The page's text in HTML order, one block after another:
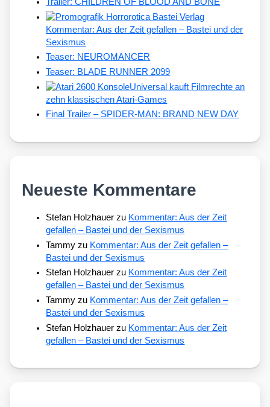
Trailer: CHILDREN OF BLOOD AND BONE
Kommentar: Aus der Zeit gefallen – Bastei und der
Sexismus
Teaser: NEUROMANCER
Teaser: BLADE RUNNER 2099
Universal kauft Filmrechte an
zehn klassischen Atari-Games
Final Trailer – SPIDER-MAN: BRAND NEW DAY
Neueste Kommentare
Stefan Holzhauer zu Kommentar: Aus der Zeit
gefallen – Bastei und der Sexismus
Tammy zu Kommentar: Aus der Zeit gefallen –
Bastei und der Sexismus
Stefan Holzhauer zu Kommentar: Aus der Zeit
gefallen – Bastei und der Sexismus
Tammy zu Kommentar: Aus der Zeit gefallen –
Bastei und der Sexismus
Stefan Holzhauer zu Kommentar: Aus der Zeit
gefallen – Bastei und der Sexismus